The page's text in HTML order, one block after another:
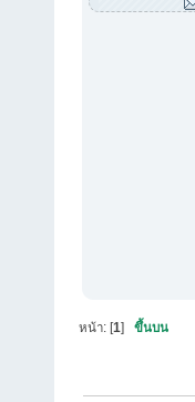
หน้า: [1]ขึ้นบน